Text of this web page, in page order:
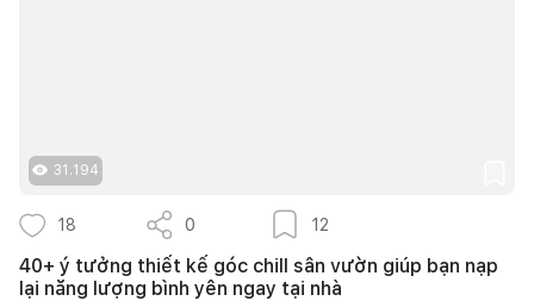
31.194
18 0 12
40+ ý tưởng thiết kế góc chill sân vườn giúp bạn nạp
lại năng lượng bình yên ngay tại nhà